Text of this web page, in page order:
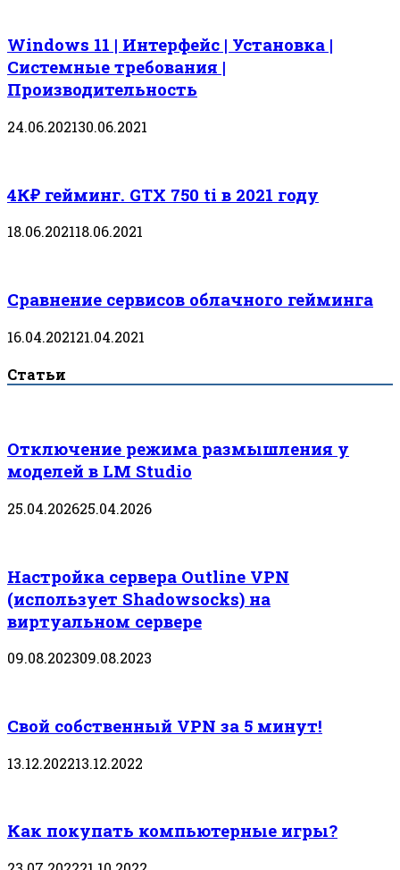
Windows 11 | Интерфейс | Установка |
Системные требования |
Производительность
24.06.202130.06.2021
4К₽ гейминг. GTX 750 ti в 2021 году
18.06.202118.06.2021
Сравнение сервисов облачного гейминга
16.04.202121.04.2021
Статьи
Отключение режима размышления у
моделей в LM Studio
25.04.202625.04.2026
Настройка сервера Outline VPN
(использует Shadowsocks) на
виртуальном сервере
09.08.202309.08.2023
Свой собственный VPN за 5 минут!
13.12.202213.12.2022
Как покупать компьютерные игры?